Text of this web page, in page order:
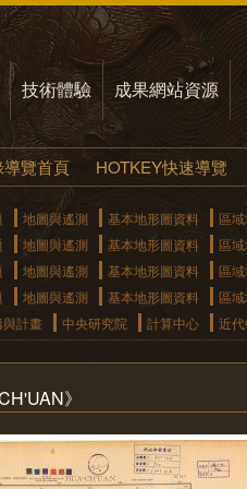
技術體驗 成果網站資源
導覽首頁 HOTKEY快速導覽
地圖與遙測 基本地形圖資料
區
地圖與遙測 基本地形圖資料
區
地圖與遙測 基本地形圖資料
區
地圖與遙測 基本地形圖資料
區
計畫 中央研究院 計算中心 近
》